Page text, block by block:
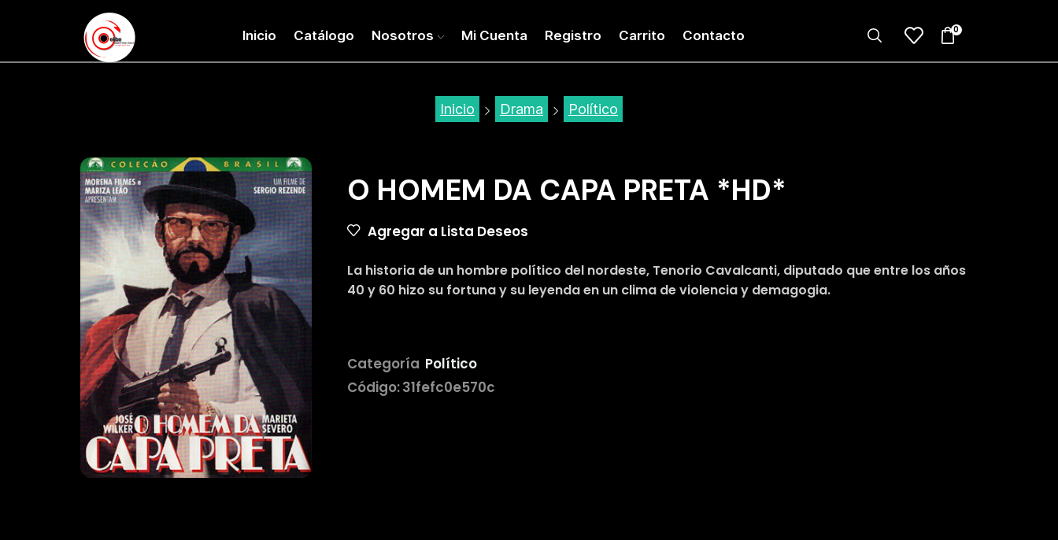
Inicio Catálogo Nosotros Mi Cuenta Registro Carrito Contacto 0
Inicio Drama Político
O HOMEM DA CAPA PRETA *HD*
Agregar a Lista Deseos
La historia de un hombre político del nordeste, Tenorio Cavalcanti, diputado que entre los años
40 y 60 hizo su fortuna y su leyenda en un clima de violencia y demagogia.
Categoría Político
Código:31fefc0e570c